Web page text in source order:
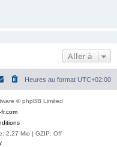
Aller à
Heures au format UTC+02:00
© phpBB Limited
2.27 Mio | GZIP: Off